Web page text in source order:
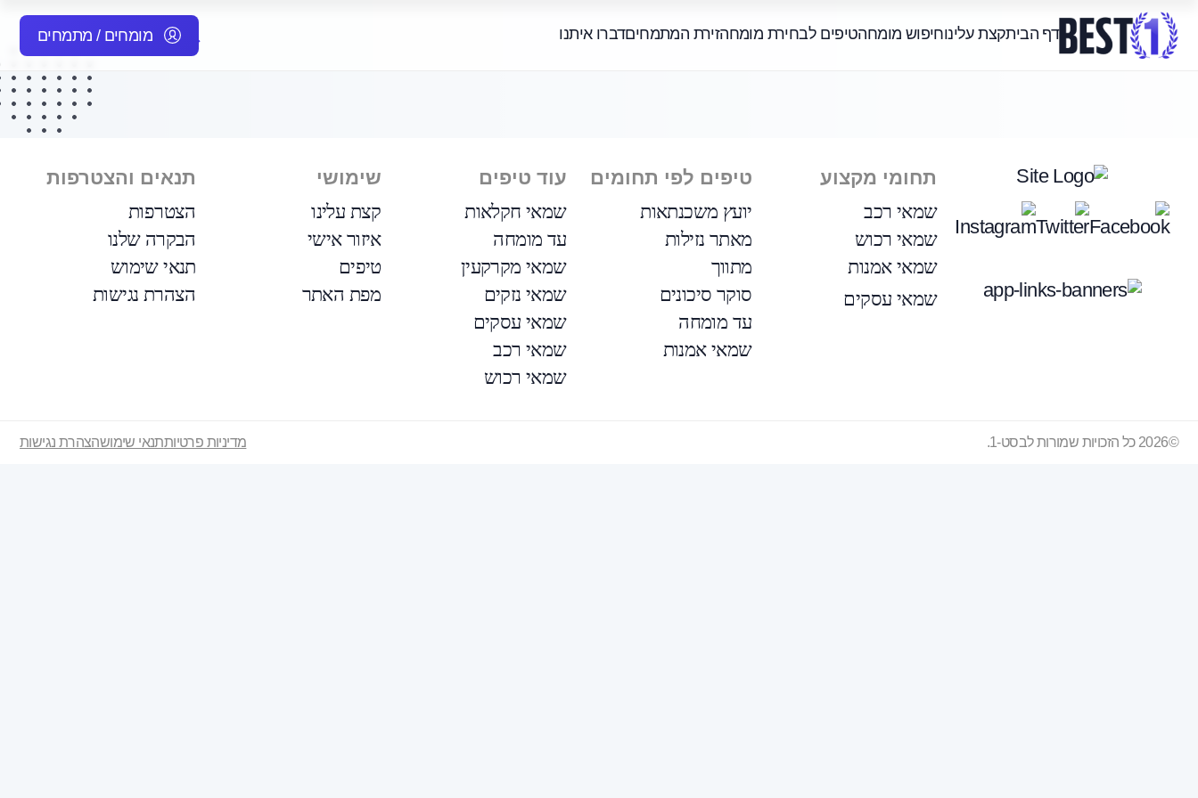
דף הביתקצת עלינוחיפוש מומחהטיפים לבחירת מומחהזירת המתמחיםדברו איתנו מומחים / מתמחים
תחומי מקצוע
שמאי רכב
שמאי רכוש
שמאי אמנות
שמאי עסקים
טיפים לפי תחומים
יועץ משכנתאות
מאתר נזילות
מתווך
סוקר סיכונים
עד מומחה
שמאי אמנות
עוד טיפים
שמאי חקלאות
עד מומחה
שמאי מקרקעין
שמאי נזקים
שמאי עסקים
שמאי רכב
שמאי רכוש
שימושי
קצת עלינו
איזור אישי
טיפים
מפת האתר
תנאים והצטרפות
הצטרפות
הבקרה שלנו
תנאי שימוש
הצהרת נגישות
©2026 כל הזכויות שמורות לבסט-1. מדיניות פרטיותתנאי שימושהצהרת נגישות